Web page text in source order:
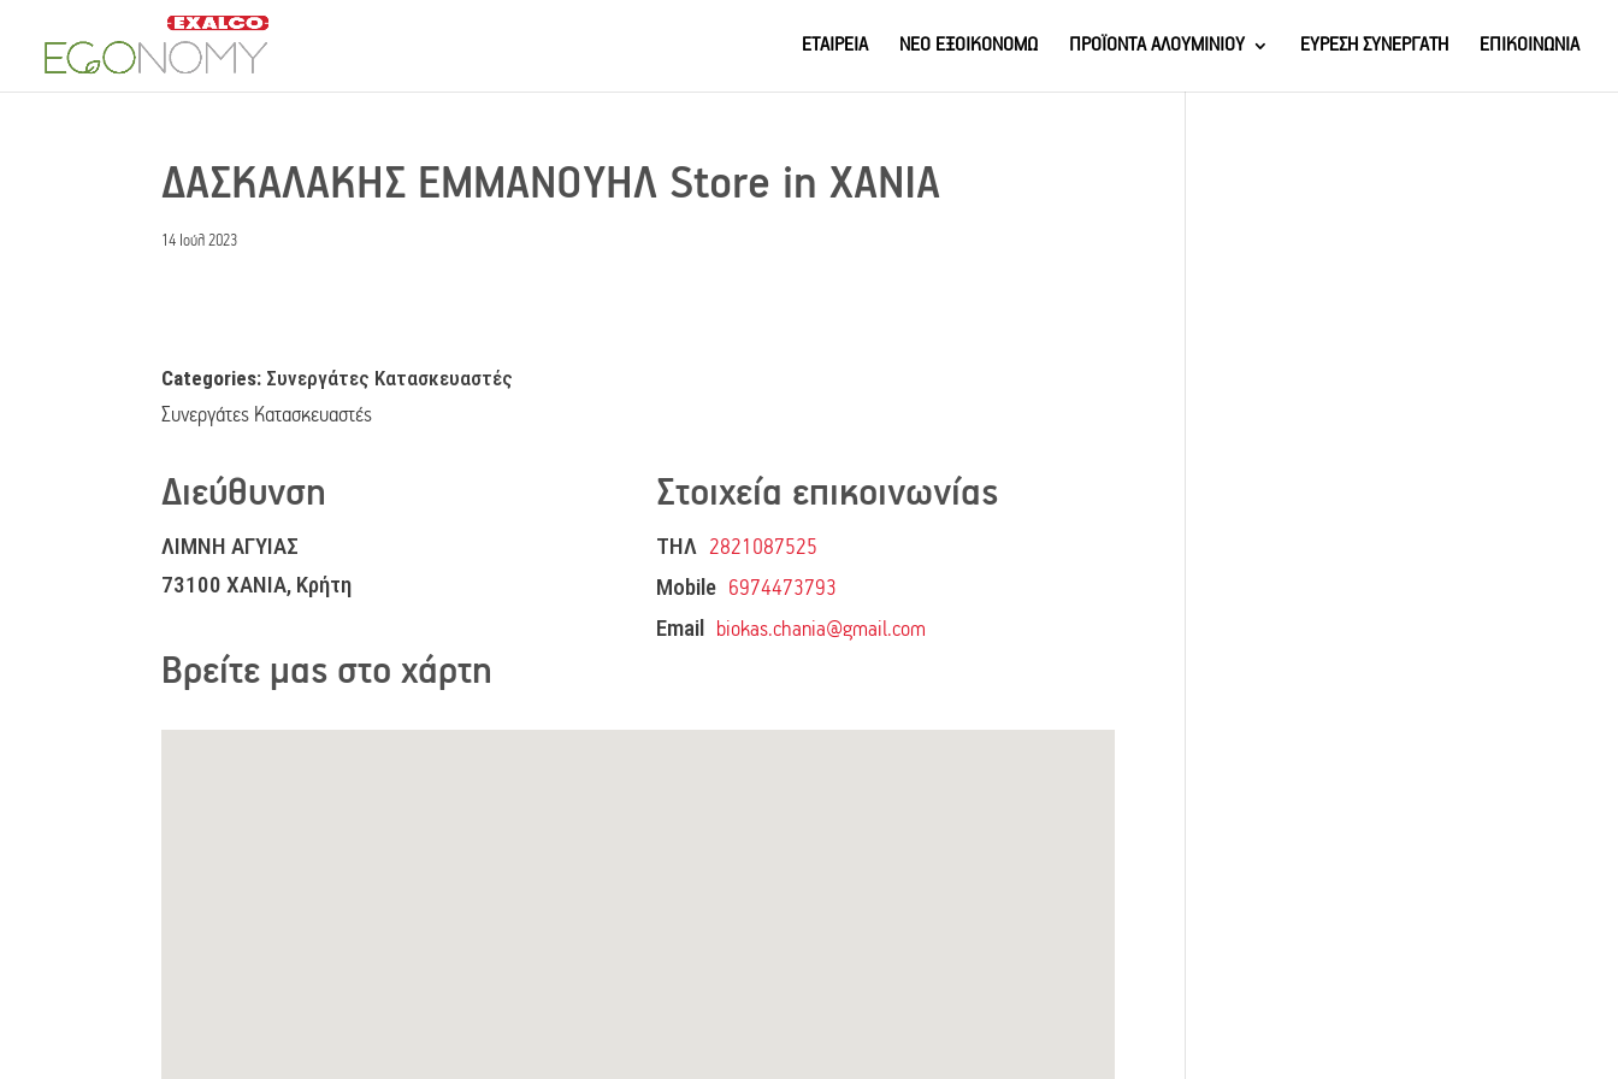
ΕΤΑΙΡΕΙΑ ΝΕΟ ΕΞΟΙΚΟΝΟΜΩ ΠΡΟΪΟΝΤΑ ΑΛΟΥΜΙΝΙΟΥ ΕΥΡΕΣΗ ΣΥΝΕΡΓΑΤΗ ΕΠΙΚΟΙΝΩΝΙΑ
ΔΑΣΚΑΛΑΚΗΣ ΕΜΜΑΝΟΥΗΛ Store in ΧΑΝΙΑ
14 Ιούλ 2023
Categories: Συνεργάτες Κατασκευαστές
Συνεργάτες Κατασκευαστές
Διεύθυνση
ΛΙΜΝΗ ΑΓΥΙΑΣ
73100 ΧΑΝΙΑ, Κρήτη
Στοιχεία επικοινωνίας
ΤΗΛ 2821087525
Mobile 6974473793
Email biokas.chania@gmail.com
Βρείτε μας στο χάρτη